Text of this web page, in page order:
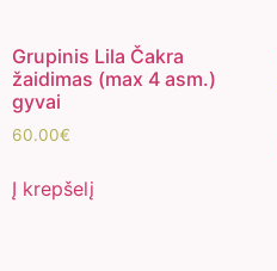
Grupinis Lila Čakra
žaidimas (max 4 asm.)
gyvai
60.00€
Į krepšelį